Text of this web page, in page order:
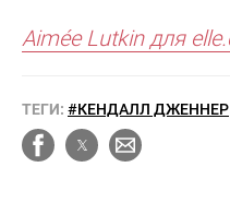
Aimée Lutkin для
ТЕГИ: #КЕНДАЛЛ ДЖЕННЕР